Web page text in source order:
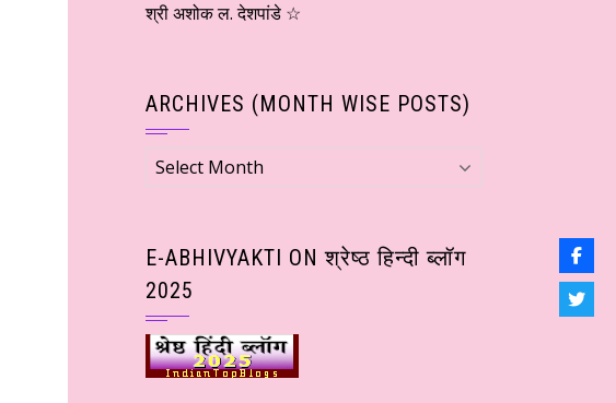
श्री अशोक ल. देशपांडे ☆
ARCHIVES (MONTH WISE POSTS)
Archives
(Month
E-ABHIVYAKTI ON श्रेष्ठ हिन्दी ब्लॉग
2025